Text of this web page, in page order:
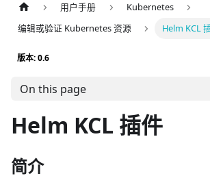
用户手册
Kubernetes
编辑或验证 Kubernetes 资源
Helm KCL
版本: 0.6
On this page
Helm KCL 插件
简介